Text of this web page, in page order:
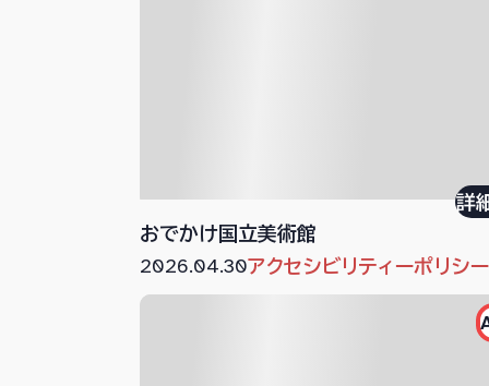
おでかけ国立美術館
詳
2026.04.30アクセシビリティーポリシー